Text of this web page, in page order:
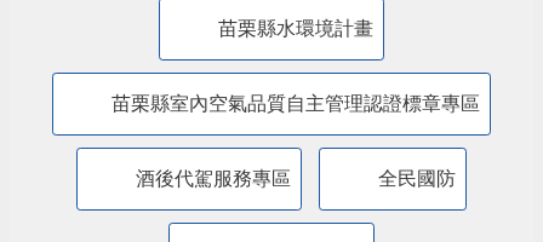
苗栗縣水環境計畫
苗栗縣室內空氣品質自主管理認證標章專區
酒後代駕服務專區 全民國防